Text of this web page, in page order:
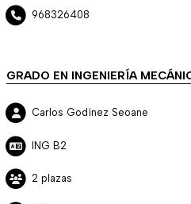
968326408
GRADO EN INGENIERÍA
Carlos Godínez Seoane
ING B2
2 plazas